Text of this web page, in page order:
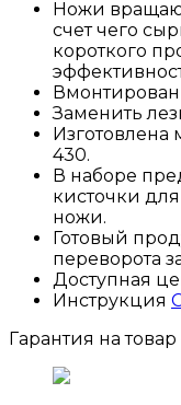
Ножи
счет чего
короткого
Заменить
Изготовлена
430.
В наборе
кисточки
ножи.
Готовый
переворота
Доступная
Инструкция
Гарантия на